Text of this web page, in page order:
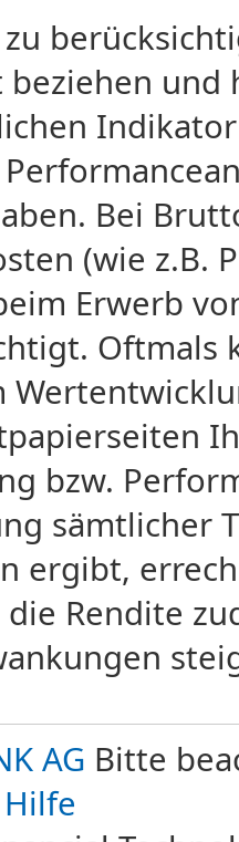
zu
beziehen
Bei
(wie z.B.
Erwerb
Oftmals
bzw.
sämtlicher
ergibt,
Rendite
AG Bitte
Hilfe